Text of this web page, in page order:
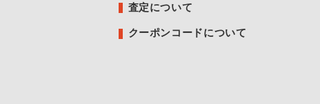
査定について
クーポンコードについて